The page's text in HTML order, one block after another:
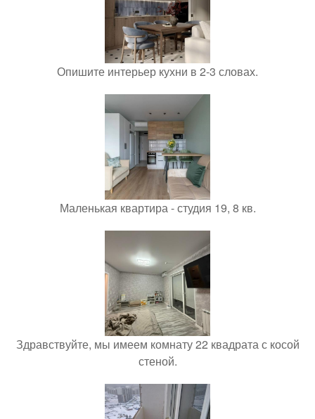
Опишите интерьер кухни в 2-3 словах.
Маленькая квартира - студия 19, 8 кв.
Здравствуйте, мы имеем комнату 22 квадрата с косой
стеной.